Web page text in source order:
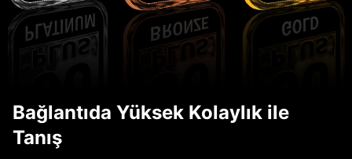
Bağlantıda Yüksek Kolaylık ile
Tanış